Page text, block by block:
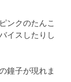
ンクのたんこ
イスしたりし
鐘子が現れま